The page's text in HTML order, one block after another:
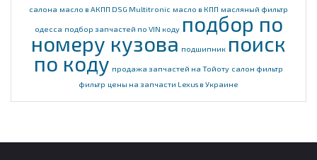
салона масло в АКПП DSG Multitronic масло в КПП масляный фильтр
одесса подбор запчастей по VIN коду подбор по
номеру кузова подшипник поиск
по коду продажа запчастей на Тойоту салон фильтр
фильтр цены на запчасти Lexus в Украине